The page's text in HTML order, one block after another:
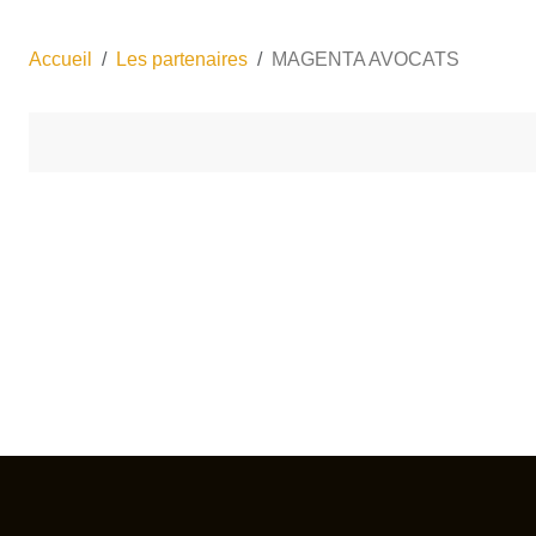
Accueil Les partenaires MAGENTA AVOCATS